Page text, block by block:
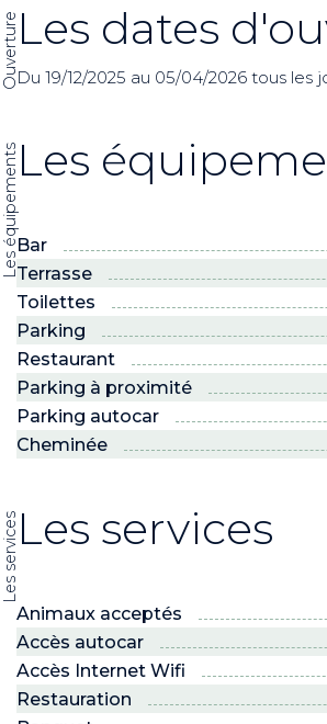
OuvertureLes dates
Du 19/12/2025 au 05/04/2026 tous les
Les équipementsLes
Bar
Terrasse
Toilettes
Parking
Restaurant
Parking à proximité
Parking autocar
Cheminée
Les servicesLes services
Animaux acceptés
Accès autocar
Accès Internet Wifi
Restauration